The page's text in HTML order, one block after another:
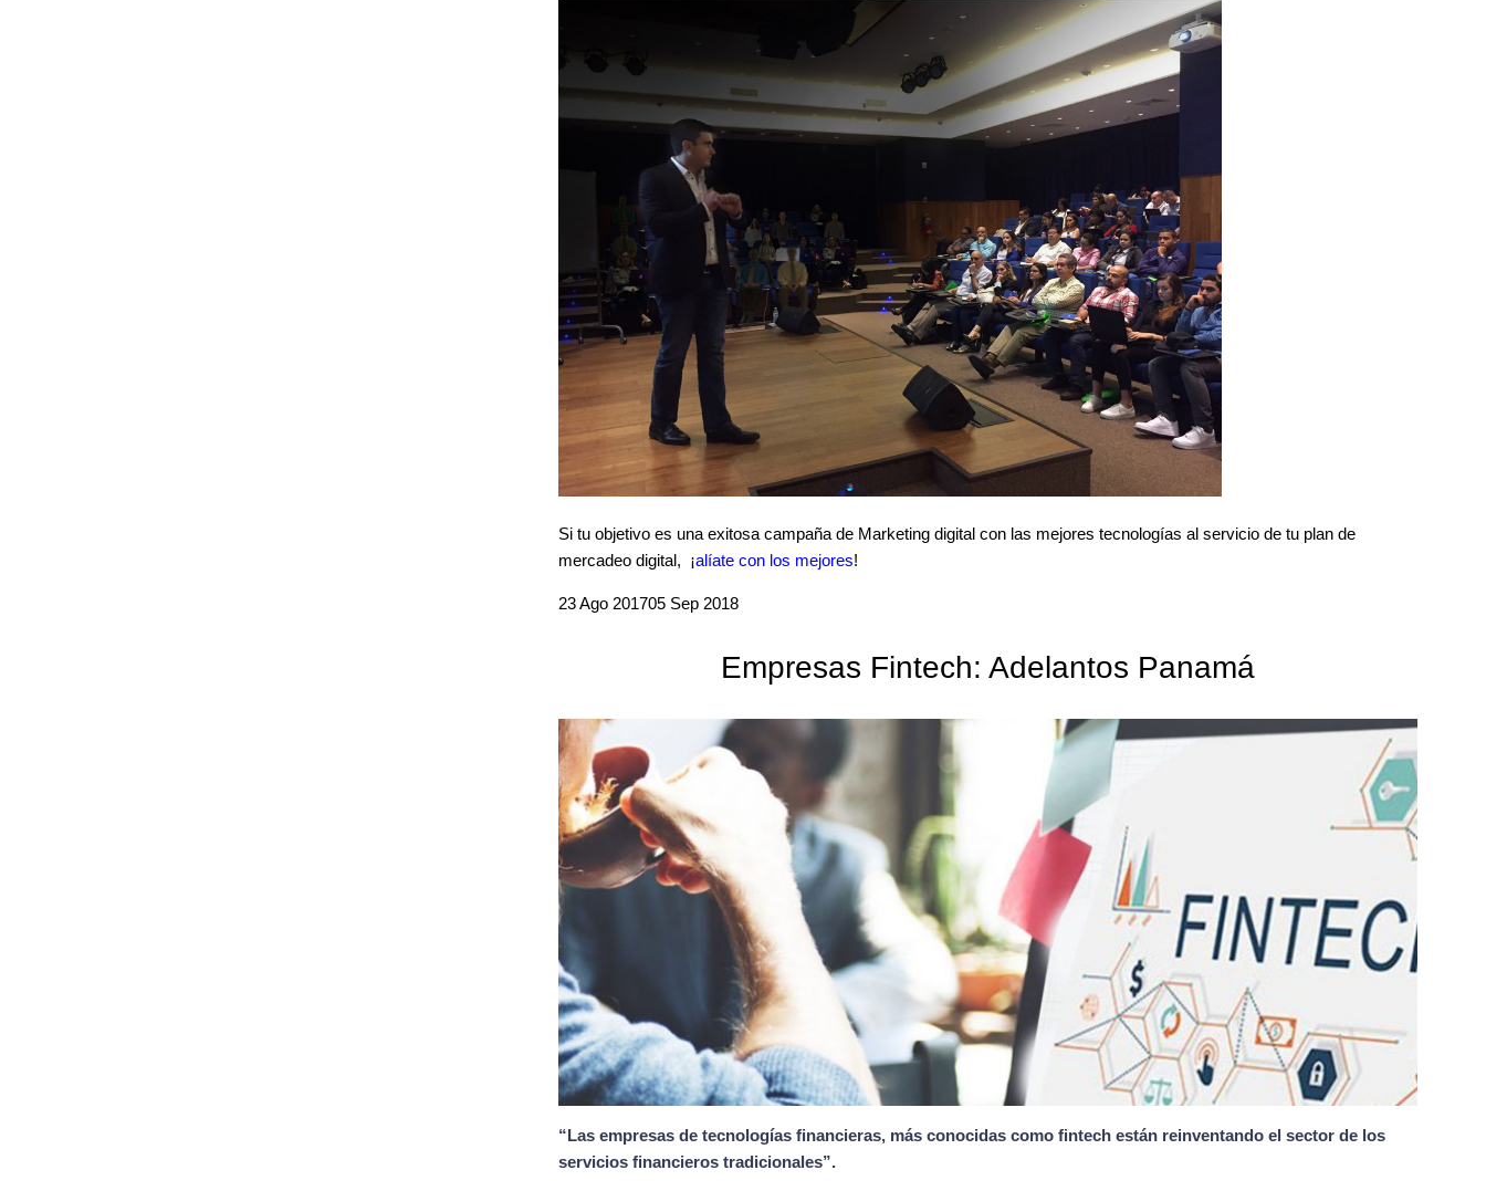
Si tu objetivo es una exitosa campaña de Marketing digital con las mejores tecnologías al servicio de tu plan de
mercadeo digital, ¡alíate con los mejores!
23 Ago 201705 Sep 2018
Empresas Fintech: Adelantos Panamá
“Las empresas de tecnologías financieras, más conocidas como fintech están reinventando el sector de los
servicios financieros tradicionales”.